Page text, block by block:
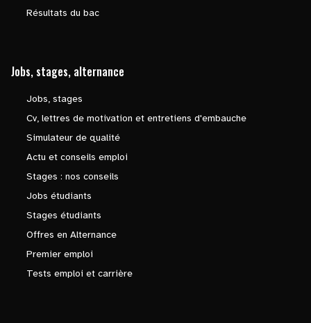
Résultats du bac
Jobs, stages, alternance
Jobs, stages
Cv, lettres de motivation et entretiens d'embauche
Simulateur de qualité
Actu et conseils emploi
Stages : nos conseils
Jobs étudiants
Stages étudiants
Offres en Alternance
Premier emploi
Tests emploi et carrière